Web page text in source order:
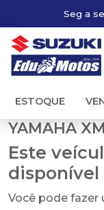
Seg a
ESTOQUE
YAMAHA
Este
disponível
Você pode fazer